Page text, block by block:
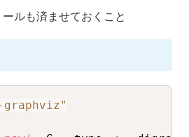
ルも済ませておくこと
graphviz"